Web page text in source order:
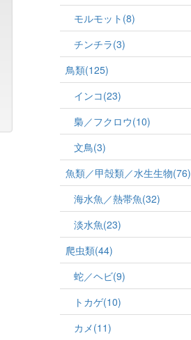
モルモット(8)
チンチラ(3)
鳥類(125)
インコ(23)
梟／フクロウ(10)
文鳥(3)
魚類／甲殻類／水生生物(76)
海水魚／熱帯魚(32)
淡水魚(23)
爬虫類(44)
蛇／ヘビ(9)
トカゲ(10)
カメ(11)